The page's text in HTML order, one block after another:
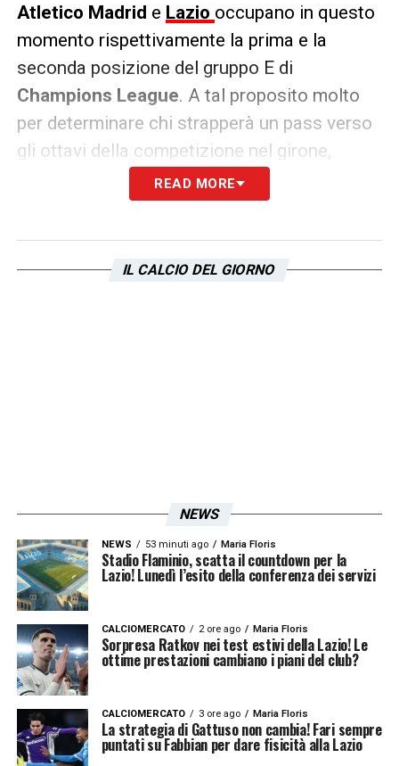
Atletico Madrid e Lazio occupano in questo
momento rispettivamente la prima e la
seconda posizione del gruppo E di
Champions League. A tal proposito molto
per determinare chi strapperà un pass verso
gli ottavi della competizione nel girone,
dipenderà proprio dall’incontro tra le due
compagini il prossimo 13 dicembre in
Tra le file della squadra diSimeone
LA PLAYLIST DELLE NOSTRE TOP NEWS
READ MORE
IL CALCIO DEL GIORNO
NEWS
NEWS 53 minuti ago Maria Floris
Stadio Flaminio, scatta il countdown per la
Lazio! Lunedì l’esito della conferenza dei servizi
CALCIOMERCATO 2 ore ago Maria Floris
Sorpresa Ratkov nei test estivi della Lazio! Le
ottime prestazioni cambiano i piani del club?
CALCIOMERCATO 3 ore ago Maria Floris
La strategia di Gattuso non cambia! Fari sempre
puntati su Fabbian per dare fisicità alla Lazio